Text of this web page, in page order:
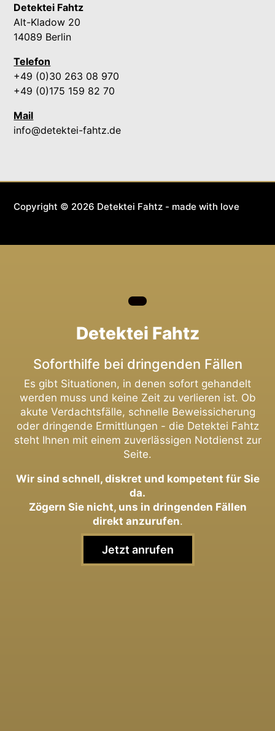
Detektei Fahtz
Alt-Kladow 20
14089 Berlin
Telefon
+49 (0)30 263 08 970
+49 (0)175 159 82 70
Mail
info@detektei-fahtz.de
Copyright © 2026 Detektei Fahtz - made with love
Detektei Fahtz
Soforthilfe bei dringenden Fällen
Es gibt Situationen, in denen sofort gehandelt
werden muss und keine Zeit zu verlieren ist. Ob
akute Verdachtsfälle, schnelle Beweissicherung
oder dringende Ermittlungen - die Detektei Fahtz
steht Ihnen mit einem zuverlässigen Notdienst zur
Seite.
Wir sind schnell, diskret und kompetent für Sie
da.
Zögern Sie nicht, uns in dringenden Fällen
direkt anzurufen.
Jetzt anrufen